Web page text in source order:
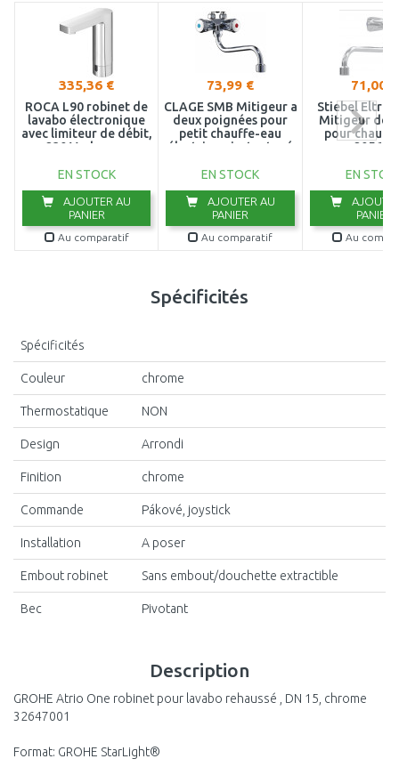
335,36 €
ROCA L90 robinet de
lavabo électronique
avec limiteur de débit,
230 V, chrome
EN STOCK
AJOUTER AU
PANIER
Au comparatif
73,99 €
CLAGE SMB Mitigeur a
deux poignées pour
petit chauffe-eau
électrique instantané
EN STOCK
AJOUTER AU
PANIER
Au comparatif
71,00 €
Stiebel
Mitigeur de
pour
205620
EN
PANIER
Au
Description
GROHE Atrio One robinet pour lavabo rehaussé , DN 15, chrome
32647001
Format: GROHE StarLight®
Spécificités
Spécificités
Couleur chrome
Thermostatique NON
Design Arrondi
Finition chrome
Commande Pákové, joystick
Installation A poser
Embout robinet Sans embout/douchette extractible
Bec Pivotant